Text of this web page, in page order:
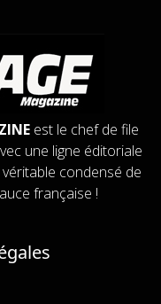
est le chef de file
une ligne éditoriale
condensé de
française !